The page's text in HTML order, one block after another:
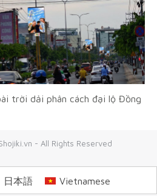
You are here:
trời dải phân cách đại lộ Đồng
- All Rights Reserved
日本語 Vietnamese